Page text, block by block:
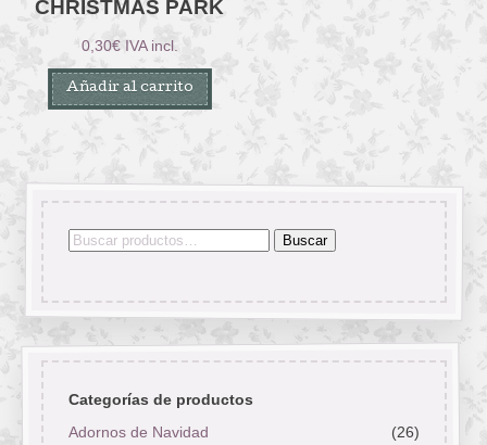
CHRISTMAS PARK
0,30€ IVA incl.
Añadir al carrito
Buscar
Buscar
Categorías de productos
Adornos de Navidad
(26)